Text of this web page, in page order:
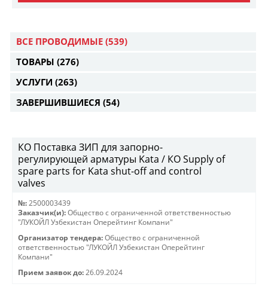
ВСЕ ПРОВОДИМЫЕ (539)
ТОВАРЫ (276)
УСЛУГИ (263)
ЗАВЕРШИВШИЕСЯ (54)
КО Поставка ЗИП для запорно-
регулирующей арматуры Kata / КО Supply of
spare parts for Kata shut-off and control
valves
№: 2500003439
Заказчик(и): Общество с ограниченной ответственностью
"ЛУКОЙЛ Узбекистан Оперейтинг Компани"
Организатор тендера: Общество с ограниченной
ответственностью "ЛУКОЙЛ Узбекистан Оперейтинг
Компани"
Прием заявок до: 26.09.2024